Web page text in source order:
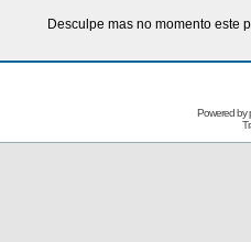
Desculpe mas no momento este
Powered by